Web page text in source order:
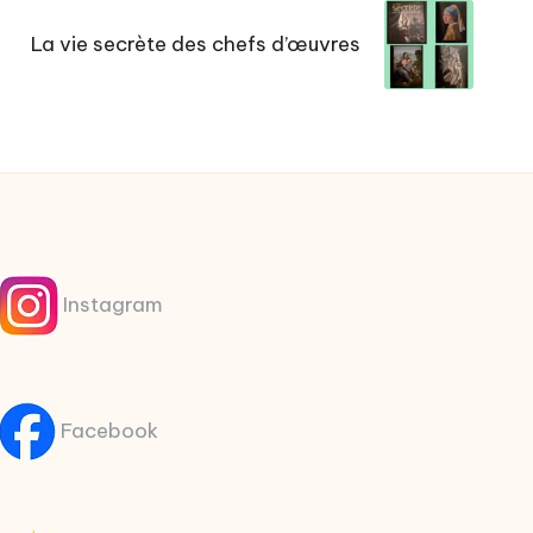
La vie secrète des chefs d’œuvres
Instagram
Facebook